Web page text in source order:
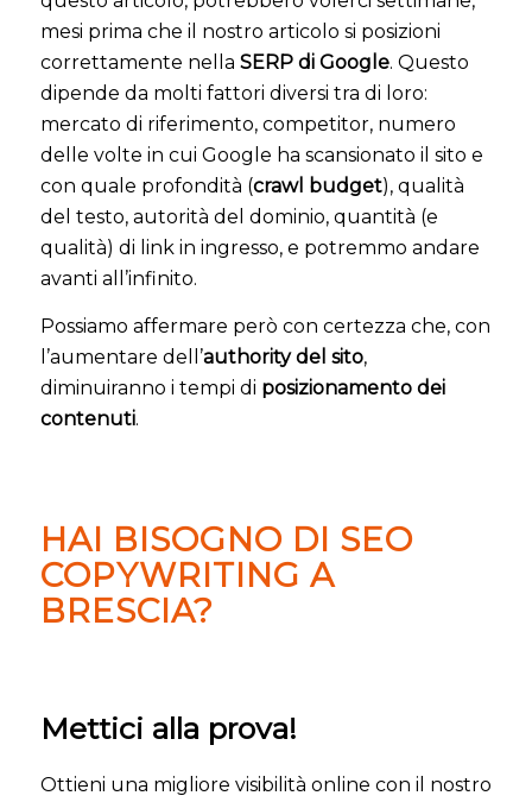
mesi prima che il nostro articolo si posizioni
correttamente nella SERP di Google. Questo
dipende da molti fattori diversi tra di loro:
mercato di riferimento, competitor, numero
delle volte in cui Google ha scansionato il sito e
con quale profondità (crawl budget), qualità
del testo, autorità del dominio, quantità (e
qualità) di link in ingresso, e potremmo andare
avanti all’infinito.
Possiamo affermare però con certezza che, con
l’aumentare dell’authority del sito,
diminuiranno i tempi di posizionamento dei
contenuti.
HAI BISOGNO DI SEO
COPYWRITING A
BRESCIA?
Mettici alla prova!
Ottieni una migliore visibilità online con il nostro